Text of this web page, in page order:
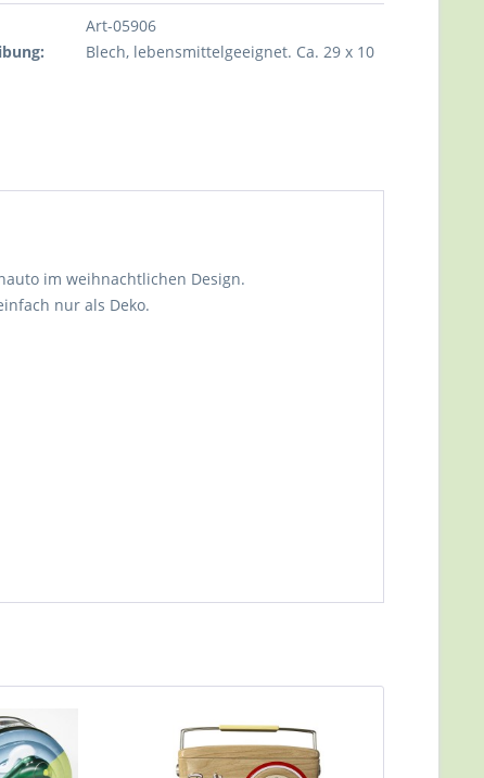
Art-05906
Blech, lebensmittelgeeignet. Ca. 29 x 10
im weihnachtlichen Design.
nur als Deko.